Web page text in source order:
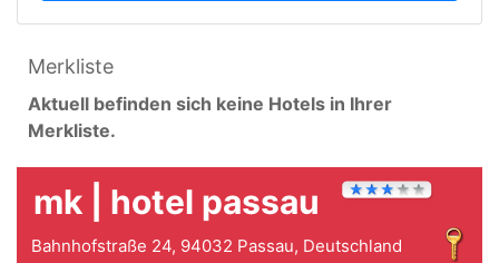
Merkliste
Aktuell befinden sich keine Hotels in Ihrer
Merkliste.
mk | hotel passau
Bahnhofstraße 24, 94032 Passau, Deutschland